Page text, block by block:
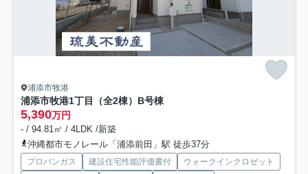
浦添市牧港
浦添市牧港1丁目（全2棟）B号棟
5,390万円
- / 94.81㎡ / 4LDK /新築
沖縄都市モノレール「浦添前田」駅 徒歩37分
プロパンガス 建設住宅性能評価書付
ウォークインクロゼット